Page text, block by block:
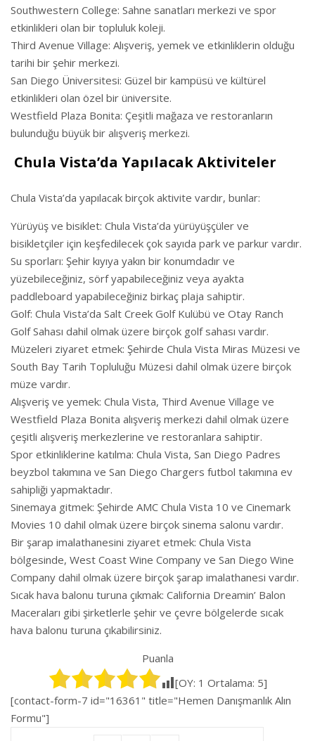
Southwestern College: Sahne sanatları merkezi ve spor
etkinlikleri olan bir topluluk koleji.
Third Avenue Village: Alışveriş, yemek ve etkinliklerin olduğu
tarihi bir şehir merkezi.
San Diego Üniversitesi: Güzel bir kampüsü ve kültürel
etkinlikleri olan özel bir üniversite.
Westfield Plaza Bonita: Çeşitli mağaza ve restoranların
bulunduğu büyük bir alışveriş merkezi.
Chula Vista’da Yapılacak Aktiviteler
Chula Vista’da yapılacak birçok aktivite vardır, bunlar:
Yürüyüş ve bisiklet: Chula Vista’da yürüyüşçüler ve
bisikletçiler için keşfedilecek çok sayıda park ve parkur vardır.
Su sporları: Şehir kıyıya yakın bir konumdadır ve
yüzebileceğiniz, sörf yapabileceğiniz veya ayakta
paddleboard yapabileceğiniz birkaç plaja sahiptir.
Golf: Chula Vista’da Salt Creek Golf Kulübü ve Otay Ranch
Golf Sahası dahil olmak üzere birçok golf sahası vardır.
Müzeleri ziyaret etmek: Şehirde Chula Vista Miras Müzesi ve
South Bay Tarih Topluluğu Müzesi dahil olmak üzere birçok
müze vardır.
Alışveriş ve yemek: Chula Vista, Third Avenue Village ve
Westfield Plaza Bonita alışveriş merkezi dahil olmak üzere
çeşitli alışveriş merkezlerine ve restoranlara sahiptir.
Spor etkinliklerine katılma: Chula Vista, San Diego Padres
beyzbol takımına ve San Diego Chargers futbol takımına ev
sahipliği yapmaktadır.
Sinemaya gitmek: Şehirde AMC Chula Vista 10 ve Cinemark
Movies 10 dahil olmak üzere birçok sinema salonu vardır.
Bir şarap imalathanesini ziyaret etmek: Chula Vista
bölgesinde, West Coast Wine Company ve San Diego Wine
Company dahil olmak üzere birçok şarap imalathanesi vardır.
Sıcak hava balonu turuna çıkmak: California Dreamin’ Balon
Maceraları gibi şirketlerle şehir ve çevre bölgelerde sıcak
hava balonu turuna çıkabilirsiniz.
Puanla
[OY: 1 Ortalama: 5]
[contact-form-7 id="16361" title="Hemen Danışmanlık Alın
Formu"]